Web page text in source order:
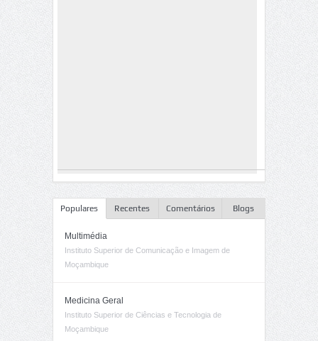
Populares Recentes Comentários Blogs
Multimédia
Instituto Superior de Comunicação e Imagem de
Moçambique
Medicina Geral
Instituto Superior de Ciências e Tecnologia de
Moçambique